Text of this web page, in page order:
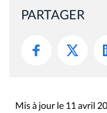
PARTAGER
Mis à jour le 11 avril